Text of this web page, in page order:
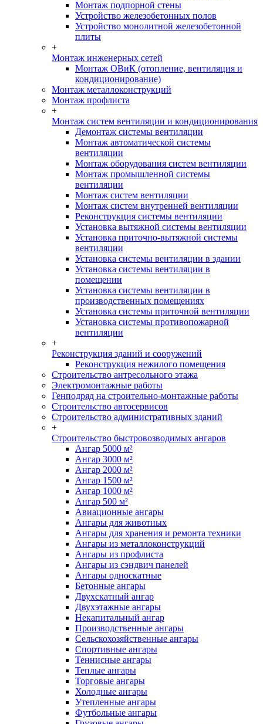
Монтаж подпорной стены
Устройство железобетонных полов
Устройство монолитной железобетонной
плиты
+
Монтаж инженерных сетей
Монтаж ОВиК (отопление, вентиляция и
кондиционирование)
Монтаж металлоконструкций
Монтаж профлиста
+
Монтаж систем вентиляции и кондиционирования
Демонтаж системы вентиляции
Монтаж автоматической системы
вентиляции
Монтаж оборудования систем вентиляции
Монтаж промышленной системы
вентиляции
Монтаж систем вентиляции
Монтаж систем внутренней вентиляции
Реконструкция системы вентиляции
Установка вытяжной системы вентиляции
Установка приточно-вытяжной системы
вентиляции
Установка системы вентиляции в здании
Установка системы вентиляции в
помещении
Установка системы вентиляции в
производственных помещениях
Установка системы приточной вентиляции
Установка системы противопожарной
вентиляции
+
Реконструкция зданий и сооружений
Реконструкция нежилого помещения
Строительство антресольного этажа
Электромонтажные работы
Генподряд на строительно-монтажные работы
Строительство автосервисов
Строительство административных зданий
+
Строительство быстровозводимых ангаров
Ангар 5000 м²
Ангар 3000 м²
Ангар 2000 м²
Ангар 1500 м²
Ангар 1000 м²
Ангар 500 м²
Авиационные ангары
Ангары для животных
Ангары для хранения и ремонта техники
Ангары из металлоконструкций
Ангары из профлиста
Ангары из сэндвич панелей
Ангары односкатные
Бетонные ангары
Двухскатный ангар
Двухэтажные ангары
Некапитальный ангар
Производственные ангары
Сельскохозяйственные ангары
Спортивные ангары
Теннисные ангары
Теплые ангары
Торговые ангары
Холодные ангары
Утепленные ангары
Футбольные ангары